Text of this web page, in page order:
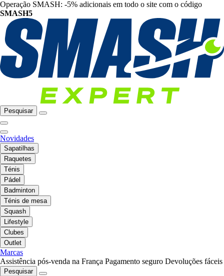
Operação SMASH: -5% adicionais em todo o site com o código
SMASH5
Pesquisar
Novidades
Sapatilhas
Raquetes
Ténis
Pádel
Badminton
Ténis de mesa
Squash
Lifestyle
Clubes
Outlet
Marcas
Assistência pós-venda na França Pagamento seguro Devoluções fáceis
Pesquisar